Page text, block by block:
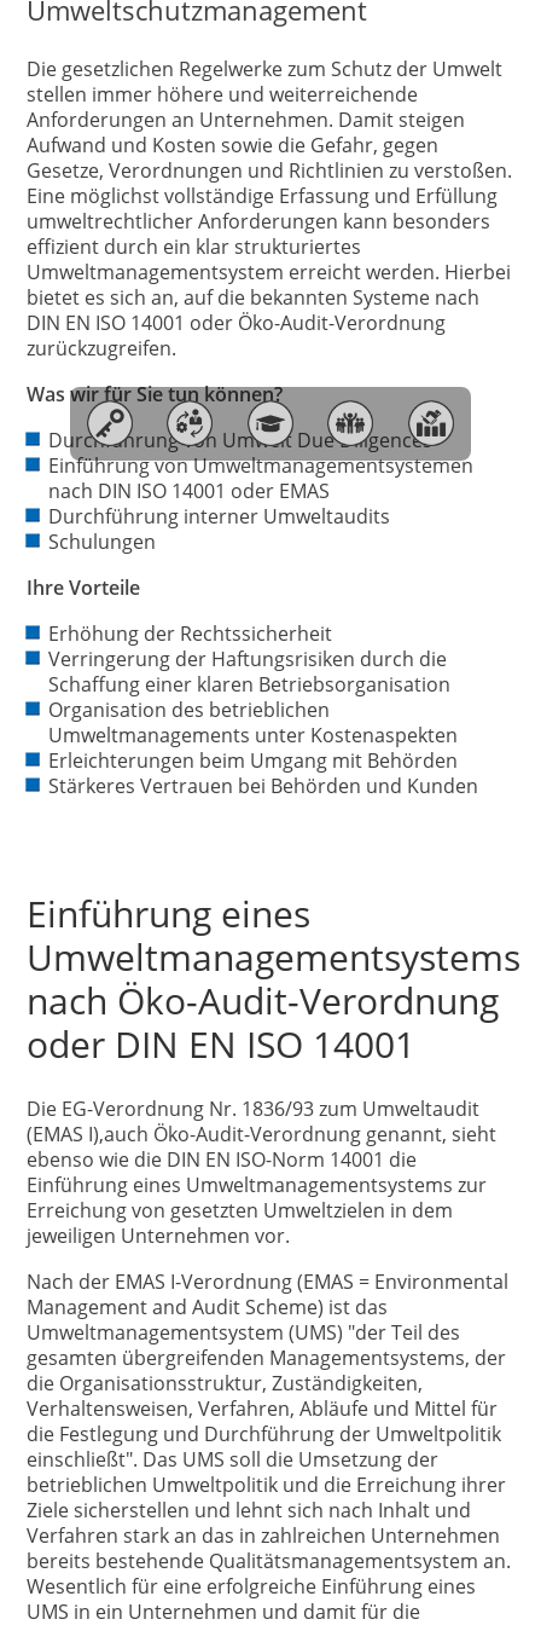
Umweltschutzmanagement
Die gesetzlichen Regelwerke zum Schutz der Umwelt
stellen immer höhere und weiterreichende
Anforderungen an Unternehmen. Damit steigen
Aufwand und Kosten sowie die Gefahr, gegen
Gesetze, Verordnungen und Richtlinien zu verstoßen.
Eine möglichst vollständige Erfassung und Erfüllung
umweltrechtlicher Anforderungen kann besonders
effizient durch ein klar strukturiertes
Umweltmanagementsystem erreicht werden. Hierbei
bietet es sich an, auf die bekannten Systeme nach
DIN EN ISO 14001 oder Öko-Audit-Verordnung
zurückzugreifen.
Was wir für Sie tun können?
Durchführung von Umwelt Due Diligences
Einführung von Umweltmanagementsystemen
nach DIN ISO 14001 oder EMAS
Durchführung interner Umweltaudits
Schulungen
Ihre Vorteile
Erhöhung der Rechtssicherheit
Verringerung der Haftungsrisiken durch die
Schaffung einer klaren Betriebsorganisation
Organisation des betrieblichen
Umweltmanagements unter Kostenaspekten
Erleichterungen beim Umgang mit Behörden
Stärkeres Vertrauen bei Behörden und Kunden
Einführung eines
Umweltmanagementsystems
nach Öko-Audit-Verordnung
oder DIN EN ISO 14001
Die EG-Verordnung Nr. 1836/93 zum Umweltaudit
(EMAS I),auch Öko-Audit-Verordnung genannt, sieht
ebenso wie die DIN EN ISO-Norm 14001 die
Einführung eines Umweltmanagementsystems zur
Erreichung von gesetzten Umweltzielen in dem
jeweiligen Unternehmen vor.
Nach der EMAS I-Verordnung (EMAS = Environmental
Management and Audit Scheme) ist das
Umweltmanagementsystem (UMS) "der Teil des
gesamten übergreifenden Managementsystems, der
die Organisationsstruktur, Zuständigkeiten,
Verhaltensweisen, Verfahren, Abläufe und Mittel für
die Festlegung und Durchführung der Umweltpolitik
einschließt". Das UMS soll die Umsetzung der
betrieblichen Umweltpolitik und die Erreichung ihrer
Ziele sicherstellen und lehnt sich nach Inhalt und
Verfahren stark an das in zahlreichen Unternehmen
bereits bestehende Qualitätsmanagementsystem an.
Wesentlich für eine erfolgreiche Einführung eines
UMS in ein Unternehmen und damit für die